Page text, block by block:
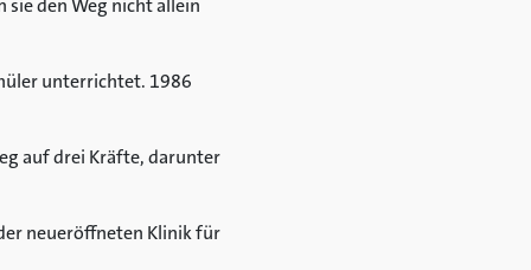
den Weg nicht allein
unterrichtet. 1986
auf drei Kräfte, darunter
neueröffneten Klinik für